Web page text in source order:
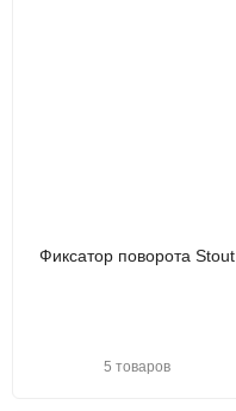
Фиксатор поворота Stout
5 товаров